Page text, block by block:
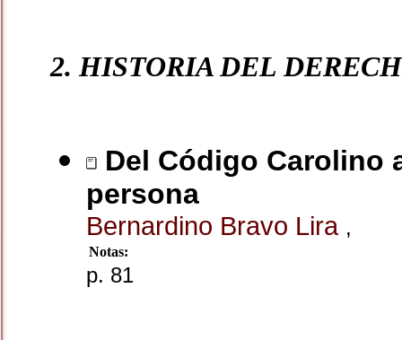
2. HISTORIA DEL
Del Código Carolino
persona
Bernardino Bravo Lira ,
Notas:
p. 81